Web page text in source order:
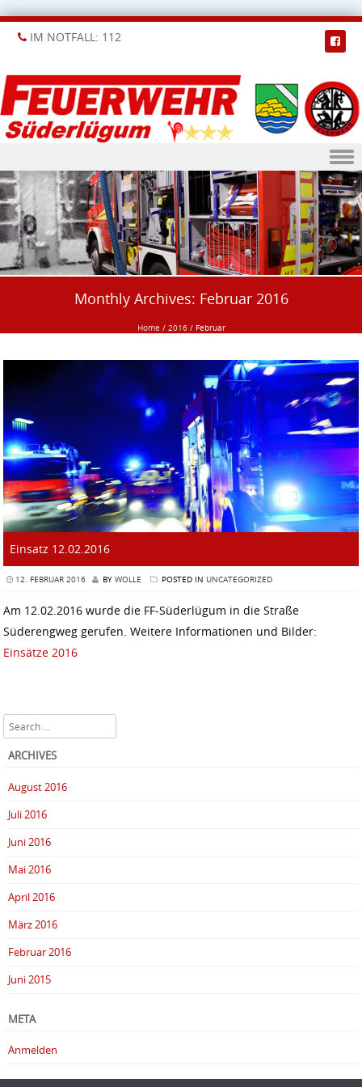
IM NOTFALL: 112
Skip to content
Monthly Archives: Februar 2016
Home /2016 / Februar
Einsatz 12.02.2016
12. FEBRUAR 2016 BY WOLLE POSTED IN UNCATEGORIZED
Am 12.02.2016 wurde die FF-Süderlügum in die Straße
Süderengweg gerufen. Weitere Informationen und Bilder:
Einsätze 2016
Search
ARCHIVES
August 2016
Juli 2016
Juni 2016
Mai 2016
April 2016
März 2016
Februar 2016
Juni 2015
META
Anmelden